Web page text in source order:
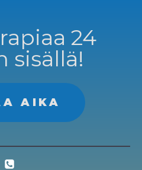
24
sisällä!
AIKA